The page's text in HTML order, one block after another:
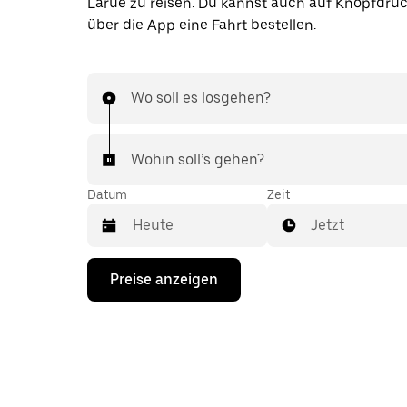
über die App eine Fahrt bestellen.
Wo soll es losgehen?
Wohin soll’s gehen?
Datum
Drücke
Nach-
Zeit
Jetzt
Preise anzeigen